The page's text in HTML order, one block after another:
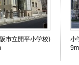
市立開平小学校)
小
9m